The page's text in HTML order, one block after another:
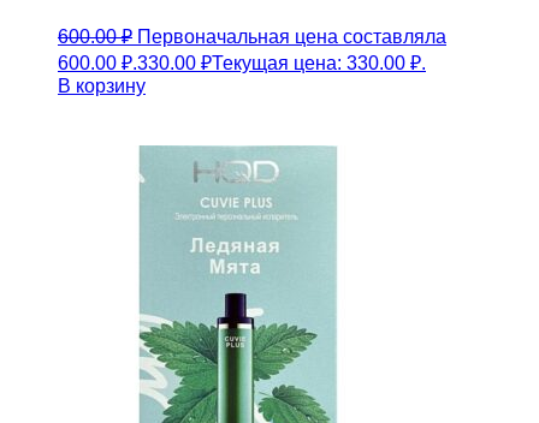
600.00₽ Первоначальная цена составляла
600.00 ₽.330.00 ₽Текущая цена: 330.00 ₽.
В корзину